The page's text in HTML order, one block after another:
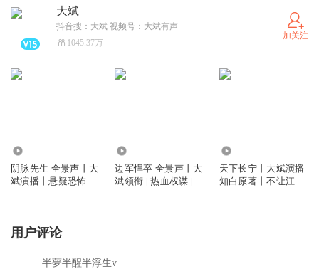
大斌
抖音搜：大斌 视频号：大斌有声
1045.37万
加关注
阴脉先生 全景声丨大
斌演播丨悬疑恐怖 |
边军悍卒 全景声丨大
斌领衔 | 热血权谋 |
天下长宁丨大斌演播
知白原著丨不让江山
用户评论
半夢半醒半浮生v